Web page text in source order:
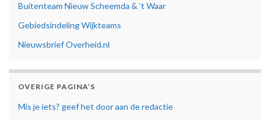
Buitenteam Nieuw Scheemda & ’t Waar
Gebiedsindeling Wijkteams
Nieuwsbrief Overheid.nl
OVERIGE PAGINA’S
Mis je iets? geef het door aan de redactie